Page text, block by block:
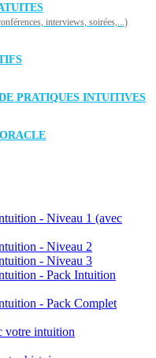
interviews, soirées,...)
PRATIQUES INTUITIVES
- Niveau 1 (avec
- Niveau 2
- Niveau 3
- Pack Intuition
- Pack Complet
votre intuition